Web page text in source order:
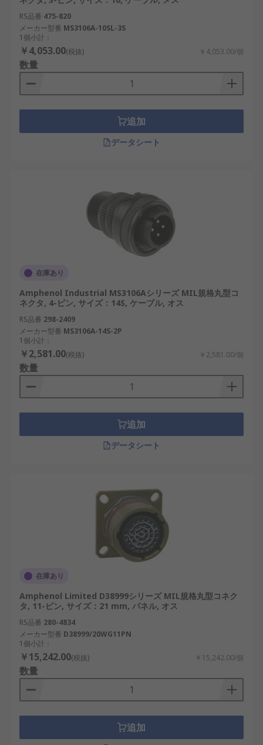
RS品番 475-820
メーカー型番 MS3106A-10SL-3S
1個小計：
￥4,053.00(税抜) ￥4,053.00/個
数量
追加
データシート
在庫あり
Amphenol Industrial MS3106Aシリーズ MIL規格丸型コ
ネクタ, 4-ピン, サイズ：14S, ケーブル, オス
RS品番 298-2409
メーカー型番 MS3106A-14S-2P
1個小計：
￥2,581.00(税抜) ￥2,581.00/個
数量
追加
データシート
在庫あり
Amphenol Limited D38999シリーズ MIL規格丸型コネク
タ, 11-ピン, サイズ：21 mm, パネル, オス
RS品番 280-4834
メーカー型番 D38999/20WG11PN
1個小計：
￥15,242.00(税抜) ￥15,242.00/個
数量
追加